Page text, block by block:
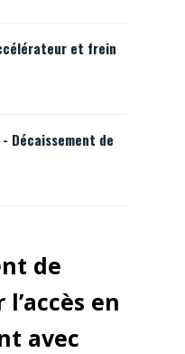
et frein
- Décaissement de
de
en
avec